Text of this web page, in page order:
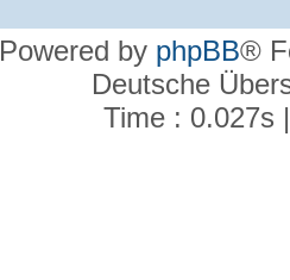
Powered by phpBB®
Deutsche
Time : 0.027s